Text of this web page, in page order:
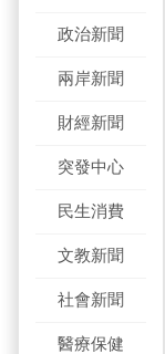
政治新聞
兩岸新聞
財經新聞
突發中心
民生消費
文教新聞
社會新聞
醫療保健